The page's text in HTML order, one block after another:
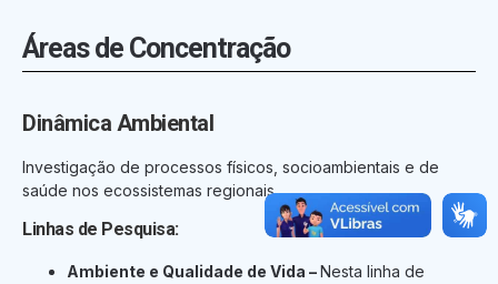
Áreas de Concentração
Dinâmica Ambiental
Investigação de processos físicos, socioambientais e de
saúde nos ecossistemas regionais.
Linhas de Pesquisa:
Ambiente e Qualidade de Vida –Nesta linha de